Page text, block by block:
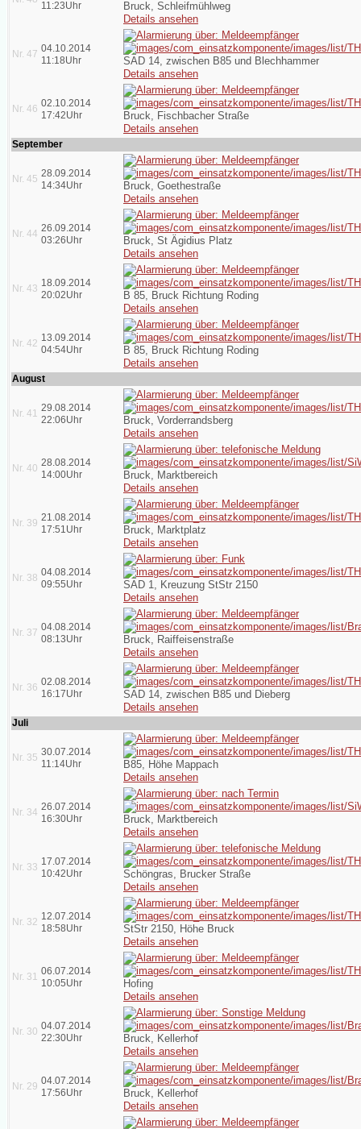
11:23Uhr
Bruck, Schleifmühlweg
Details ansehen
Nr. 47 04.10.2014
11:18Uhr
SAD 14, zwischen B85 und Blechhammer
Details ansehen
Nr. 46 02.10.2014
17:42Uhr
Bruck, Fischbacher Straße
Details ansehen
September
Nr. 45 28.09.2014
14:34Uhr
Bruck, Goethestraße
Details ansehen
Nr. 44 26.09.2014
03:26Uhr
Bruck, St Ägidius Platz
Details ansehen
Nr. 43 18.09.2014
20:02Uhr
B 85, Bruck Richtung Roding
Details ansehen
Nr. 42 13.09.2014
04:54Uhr
B 85, Bruck Richtung Roding
Details ansehen
August
Nr. 41 29.08.2014
22:06Uhr
Bruck, Vorderrandsberg
Details ansehen
Nr. 40 28.08.2014
14:00Uhr
Bruck, Marktbereich
Details ansehen
Nr. 39 21.08.2014
17:51Uhr
Bruck, Marktplatz
Details ansehen
Nr. 38 04.08.2014
09:55Uhr
SAD 1, Kreuzung StStr 2150
Details ansehen
Nr. 37 04.08.2014
08:13Uhr
Bruck, Raiffeisenstraße
Details ansehen
Nr. 36 02.08.2014
16:17Uhr
SAD 14, zwischen B85 und Dieberg
Details ansehen
Juli
Nr. 35 30.07.2014
11:14Uhr
B85, Höhe Mappach
Details ansehen
Nr. 34 26.07.2014
16:30Uhr
Bruck, Marktbereich
Details ansehen
Nr. 33 17.07.2014
10:42Uhr
Schöngras, Brucker Straße
Details ansehen
Nr. 32 12.07.2014
18:58Uhr
StStr 2150, Höhe Bruck
Details ansehen
Nr. 31 06.07.2014
10:05Uhr
Hofing
Details ansehen
Nr. 30 04.07.2014
22:30Uhr
Bruck, Kellerhof
Details ansehen
Nr. 29 04.07.2014
17:56Uhr
Bruck, Kellerhof
Details ansehen